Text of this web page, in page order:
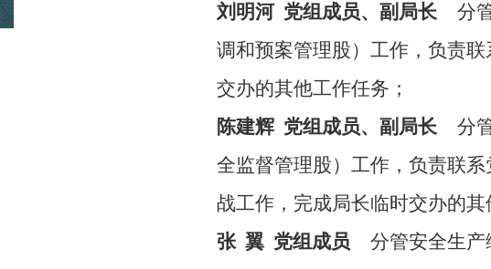
刘明河 党组成员、副局长 分
调和预案管理股）工作，负责
交办的其他工作任务；
陈建辉 党组成员、副局长 分
全监督管理股）工作，负责联
战工作，完成局长临时交办的其
张 翼 党组成员 分管安全生